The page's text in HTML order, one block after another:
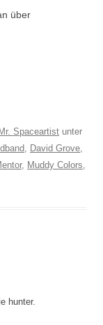
über
Mr. Spaceartist unter
, David Grove,
, Muddy Colors,
hunter.